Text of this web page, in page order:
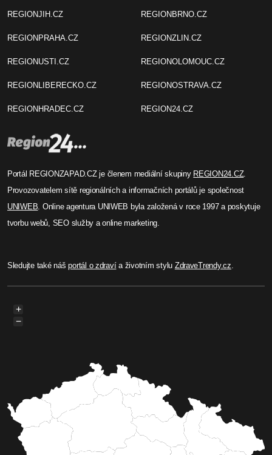
REGIONJIH.CZ
REGIONPRAHA.CZ
REGIONUSTI.CZ
REGIONLIBERECKO.CZ
REGIONHRADEC.CZ
REGIONBRNO.CZ
REGIONZLIN.CZ
REGIONOLOMOUC.CZ
REGIONOSTRAVA.CZ
REGION24.CZ
Portál REGIONZAPAD.CZ je členem mediální skupiny REGION24.CZ.
Provozovatelem sítě regionálních a informačních portálů je společnost
UNIWEB . Online agentura UNIWEB byla založená v roce 1997 a poskytuje
tvorbu webů, SEO služby a online marketing.
Sledujte také nášportál o zdravía životním stylu ZdraveTrendy.cz
+
−